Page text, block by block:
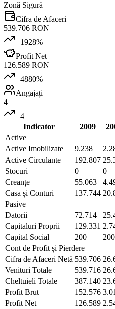
Zonă Sigură
Cifra de Afaceri
539.706 RON
+1928%
Profit Net
126.589 RON
+4880%
Angajați
4
+4
Indicator
2009
Active
Active Imobilizate
9.238
Active Circulante
192.807
Stocuri
0
0
Creanțe
55.063
Casa și Conturi
137.744
Pasive
Datorii
72.714
Capitaluri Proprii
129.331
Capital Social
200
200
Cont de Profit și Pierdere
Cifra de Afaceri Netă 539.706
Venituri Totale
539.716
Cheltuieli Totale
387.140
Profit Brut
152.576
Profit Net
126.589